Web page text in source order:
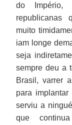
do Império,
republicanas
muito
iam longe
seja
sempre deu a
Brasil, varrer
para
serviu a
que